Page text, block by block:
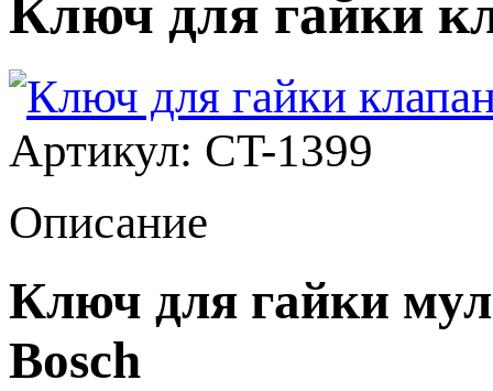
Ключ для гайки
Артикул: CT-1399
Описание
Ключ для гайки
Bosch